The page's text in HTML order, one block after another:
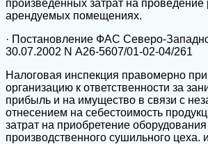
произведенных затрат на
арендуемых помещениях.
· Постановление ФАС Северо-
30.07.2002 N А26-5607/01-02-04/261
Налоговая инспекция правомерно
организацию к ответственности за
прибыль и на имущество в связи с
отнесением на себестоимость
затрат на приобретение
производственного сушильного цеха.